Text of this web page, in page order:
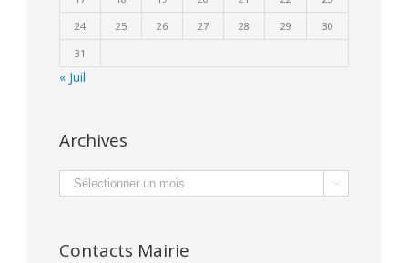
24
25 26 27 28 29
30
31
« Juil
Archives
Archives 
Contacts Mairie